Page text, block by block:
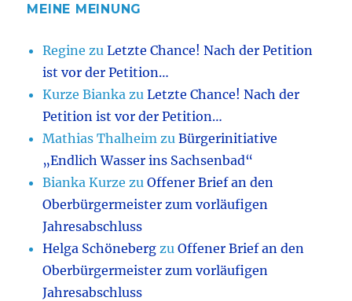
MEINE MEINUNG
Regine zuLetzte Chance! Nach der Petition
ist vor der Petition…
Kurze Bianka zuLetzte Chance! Nach der
Petition ist vor der Petition…
Mathias Thalheim zuBürgerinitiative
„Endlich Wasser ins Sachsenbad“
Bianka Kurze zuOffener Brief an den
Oberbürgermeister zum vorläufigen
Jahresabschluss
Helga Schöneberg zuOffener Brief an den
Oberbürgermeister zum vorläufigen
Jahresabschluss